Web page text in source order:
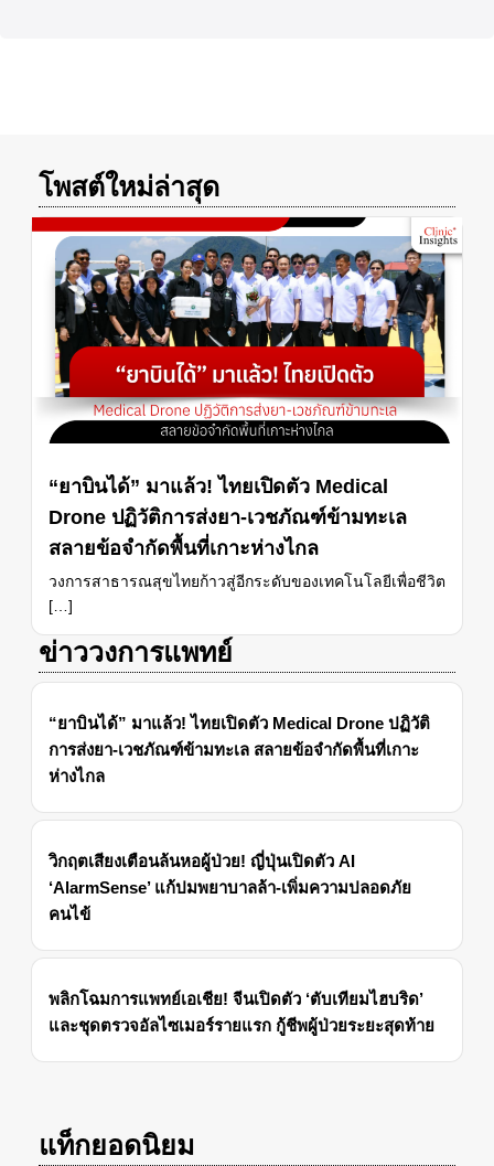
โพสต์ใหม่ล่าสุด
“ยาบินได้” มาแล้ว! ไทยเปิดตัว Medical
Drone ปฏิวัติการส่งยา-เวชภัณฑ์ข้ามทะเล
สลายข้อจำกัดพื้นที่เกาะห่างไกล
วงการสาธารณสุขไทยก้าวสู่อีกระดับของเทคโนโลยีเพื่อชีวิต
[…]
ข่าววงการแพทย์
“ยาบินได้” มาแล้ว! ไทยเปิดตัว Medical Drone ปฏิวัติ
การส่งยา-เวชภัณฑ์ข้ามทะเล สลายข้อจำกัดพื้นที่เกาะ
ห่างไกล
วิกฤตเสียงเตือนล้นหอผู้ป่วย! ญี่ปุ่นเปิดตัว AI
‘AlarmSense’ แก้ปมพยาบาลล้า-เพิ่มความปลอดภัย
คนไข้
พลิกโฉมการแพทย์เอเชีย! จีนเปิดตัว ‘ตับเทียมไฮบริด’
และชุดตรวจอัลไซเมอร์รายแรก กู้ชีพผู้ป่วยระยะสุดท้าย
แท็กยอดนิยม